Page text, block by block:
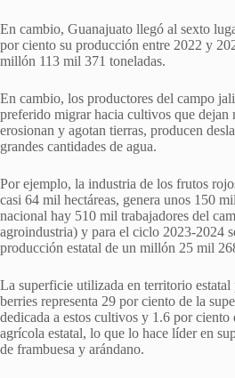
En cambio, Guanajuato llegó al sexto
por ciento su producción entre 2022 y
millón 113 mil 371 toneladas.
En cambio, los productores del campo
preferido migrar hacia cultivos que dejan
erosionan y agotan tierras, producen
grandes cantidades de agua.
Por ejemplo, la industria de los frutos
casi 64 mil hectáreas, genera unos 150
nacional hay 510 mil trabajadores del
agroindustria) y para el ciclo 2023-2024
producción estatal de un millón 25 mil
La superficie utilizada en territorio estatal
berries representa 29 por ciento de la
dedicada a estos cultivos y 1.6 por ciento
agrícola estatal, lo que lo hace líder en
de frambuesa y arándano.